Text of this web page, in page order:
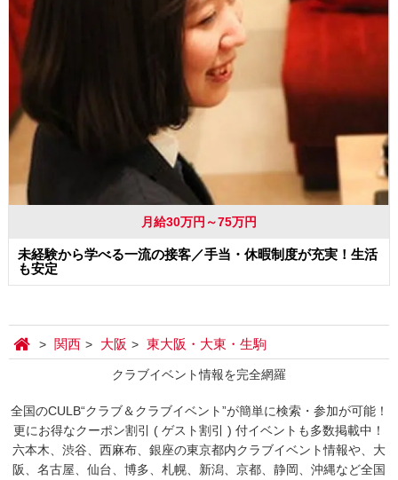
月給30万円～75万円
未経験から学べる一流の接客／手当・休暇制度が充実！生活
も安定
関西 大阪 東大阪・大東・生駒
クラブイベント情報を完全網羅
全国のCULB“クラブ＆クラブイベント”が簡単に検索・参加が可能！
更にお得なクーポン割引 ( ゲスト割引 ) 付イベントも多数掲載中！
六本木、渋谷、西麻布、銀座の東京都内クラブイベント情報や、大
阪、名古屋、仙台、博多、札幌、新潟、京都、静岡、沖縄など全国